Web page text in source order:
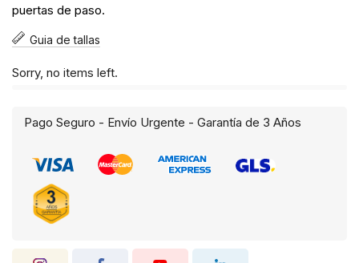
puertas de paso.
Guia de tallas
Sorry, no items left.
Pago Seguro - Envío Urgente - Garantía de 3 Años